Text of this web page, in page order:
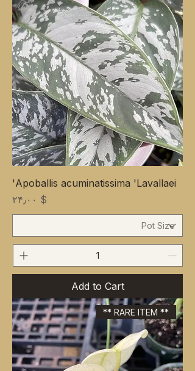
Apoballis acuminatissima 'Lavallaei'
Price
$ ۲۴٫۰۰
Add to Cart
** RARE ITEM **